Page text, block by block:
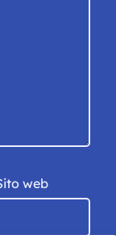
web